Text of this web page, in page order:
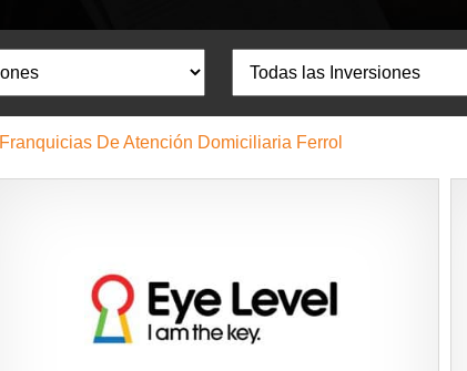
Franquicias De Atención Domiciliaria Ferrol